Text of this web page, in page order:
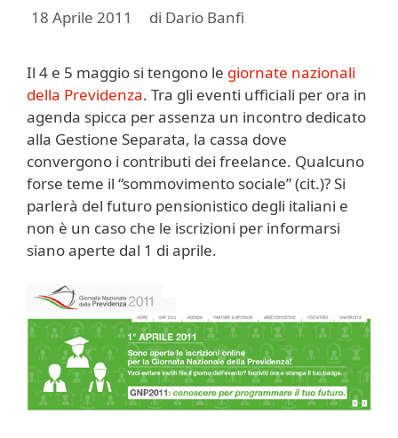
18 Aprile 2011 di Dario Banfi
Il 4 e 5 maggio si tengono le giornate nazionali
della Previdenza. Tra gli eventi ufficiali per ora in
agenda spicca per assenza un incontro dedicato
alla Gestione Separata, la cassa dove
convergono i contributi dei freelance. Qualcuno
forse teme il “sommovimento sociale” (cit.)? Si
parlerà del futuro pensionistico degli italiani e
non è un caso che le iscrizioni per informarsi
siano aperte dal 1 di aprile.